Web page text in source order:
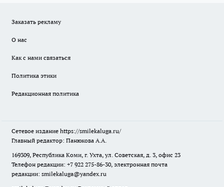
Заказать рекламу
О нас
Как с нами связаться
Политика этики
Редакционная политика
Сетевое издание https://smilekaluga.ru/
Главный редактор: Панюкова А.А.
169309, Республика Коми, г. Ухта, ул. Советская, д. 3, офис 23
Телефон редакции: +7 922 275-86-30, электронная почта
редакции: smilekaluga@yandex.ru